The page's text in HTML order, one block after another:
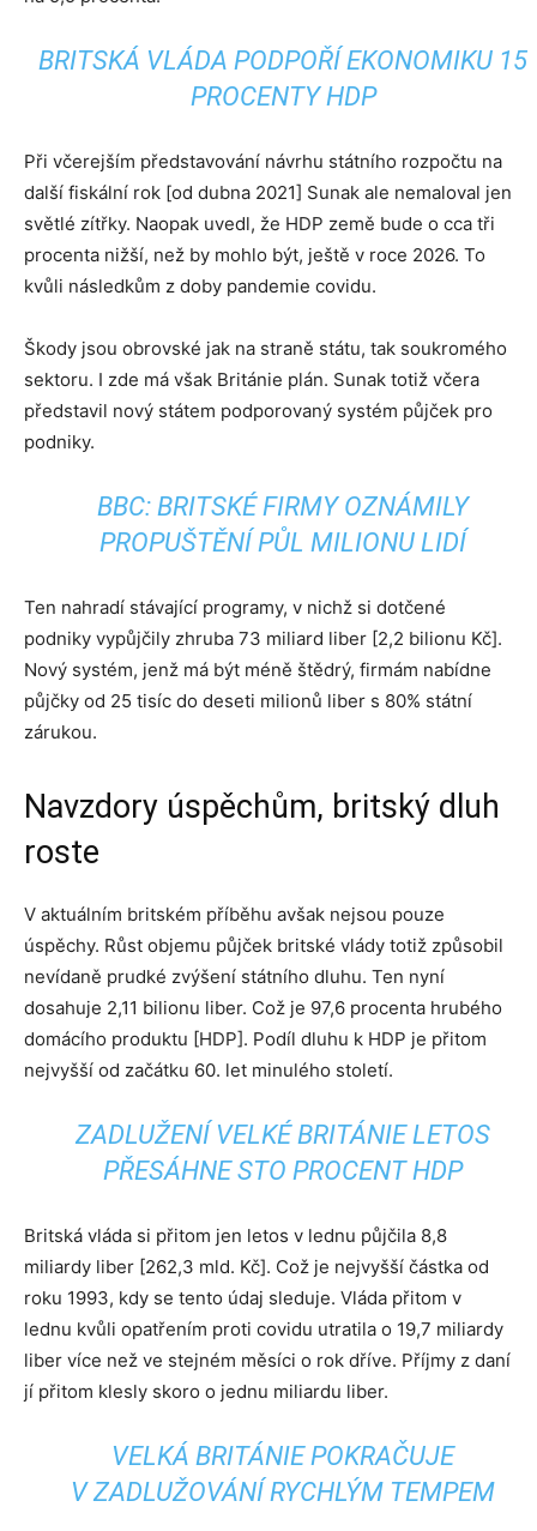
BRITSKÁ VLÁDA PODPOŘÍ EKONOMIKU 15
PROCENTY HDP
Při včerejším představování návrhu státního rozpočtu na
další fiskální rok [od dubna 2021] Sunak ale nemaloval jen
světlé zítřky. Naopak uvedl, že HDP země bude o cca tři
procenta nižší, než by mohlo být, ještě v roce 2026. To
kvůli následkům z doby pandemie covidu.
Škody jsou obrovské jak na straně státu, tak soukromého
sektoru. I zde má však Británie plán. Sunak totiž včera
představil nový státem podporovaný systém půjček pro
podniky.
BBC: BRITSKÉ FIRMY OZNÁMILY
PROPUŠTĚNÍ PŮL MILIONU LIDÍ
Ten nahradí stávající programy, v nichž si dotčené
podniky vypůjčily zhruba 73 miliard liber [2,2 bilionu Kč].
Nový systém, jenž má být méně štědrý, firmám nabídne
půjčky od 25 tisíc do deseti milionů liber s 80% státní
zárukou.
Navzdory úspěchům, britský dluh
roste
V aktuálním britském příběhu avšak nejsou pouze
úspěchy. Růst objemu půjček britské vlády totiž způsobil
nevídaně prudké zvýšení státního dluhu. Ten nyní
dosahuje 2,11 bilionu liber. Což je 97,6 procenta hrubého
domácího produktu [HDP]. Podíl dluhu k HDP je přitom
nejvyšší od začátku 60. let minulého století.
ZADLUŽENÍ VELKÉ BRITÁNIE LETOS
PŘESÁHNE STO PROCENT HDP
Britská vláda si přitom jen letos v lednu půjčila 8,8
miliardy liber [262,3 mld. Kč]. Což je nejvyšší částka od
roku 1993, kdy se tento údaj sleduje. Vláda přitom v
lednu kvůli opatřením proti covidu utratila o 19,7 miliardy
liber více než ve stejném měsíci o rok dříve. Příjmy z daní
jí přitom klesly skoro o jednu miliardu liber.
VELKÁ BRITÁNIE POKRAČUJE
V ZADLUŽOVÁNÍ RYCHLÝM TEMPEM